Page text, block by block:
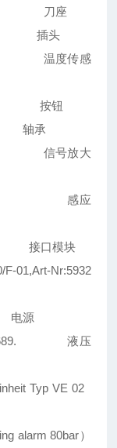
3 刀座
插头
温度传感
按钮
承
信号放大
H1 R 感应
口模块
Nr:5932
源
液压
Typ VE 02
80bar）